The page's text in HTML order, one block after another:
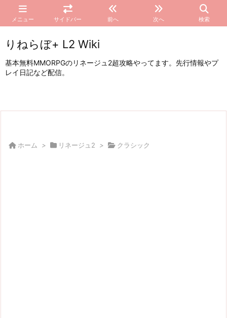
メニュー サイドバー 前へ 次へ 検索
りねらぼ+ L2 Wiki
基本無料MMORPGのリネージュ2超攻略やってます。先行情報やプ
レイ日記など配信。
ホーム > リネージュ2 > クラシック